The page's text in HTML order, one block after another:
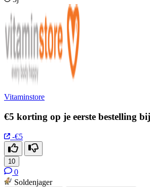
Vitaminstore
€5 korting op je eerste bestelling
-€5
10
0
Soldenjager